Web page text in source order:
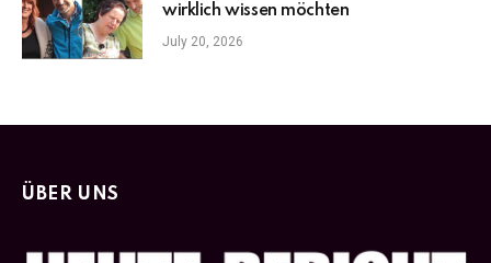
wirklich wissen möchten
July 20, 2026
ÜBER UNS